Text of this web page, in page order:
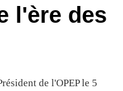
l'ère des
de l'OPEP le 5